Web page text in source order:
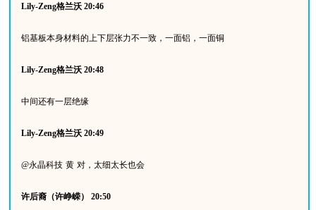
Lily-Zeng格兰沃 20:46
铝基板本身材料的上下层张力不一致，一面铝，一面铜
Lily-Zeng格兰沃 20:48
中间还有一层绝缘
Lily-Zeng格兰沃 20:49
@永晶科技 黄 对，太细太长也会
许后裔（许峥嵘） 20:50